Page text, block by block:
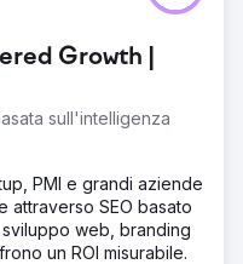
Growth |
sull'intelligenza
PMI e grandi aziende
attraverso SEO basato
web, branding
un ROI misurabile.